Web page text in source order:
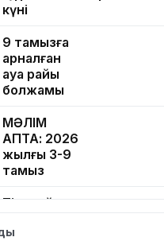
күні
9 тамызға
арналған
ауа райы
болжамы
МӘЛІМ
АПТА: 2026
жылғы 3-9
тамыз
Тікелей
бейәдеп